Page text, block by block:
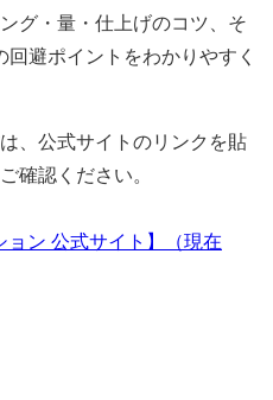
グ・量・仕上げのコツ、そ
避ポイントをわかりやすく
、公式サイトのリンクを貼
確認ください。
ョン 公式サイト】（現在